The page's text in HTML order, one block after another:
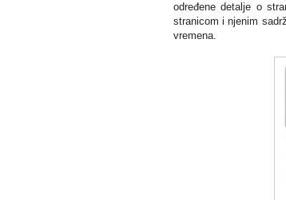
određene detalje o
stranicom i njenim
vremena.